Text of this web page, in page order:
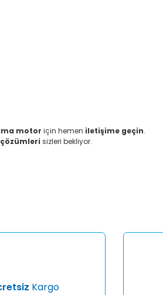
motor için hemen iletişime geçin.
sizleri bekliyor.
Kargo